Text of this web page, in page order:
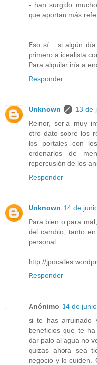
- han surgido
que aportan más
Eso sí... si algún
primero a
Para alquilar iría a
Responder
Unknown
13 de
Reinor, sería muy
otro dato sobre los
los portales con
ordenarlos de
repercusión de los
Responder
Unknown 14 de
Para bien o para
del cambio, tanto
personal
http://
Responder
Anónimo 14 de
si te has arruinado
beneficios que te
dar palo al agua no
quizas ahora sea
negocio y lo cuiden.